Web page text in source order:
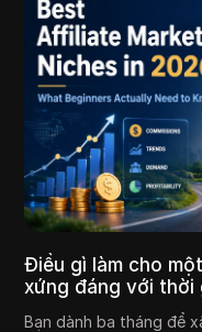
Điều gì làm cho
xứng đáng với thời
Bạn dành ba tháng để